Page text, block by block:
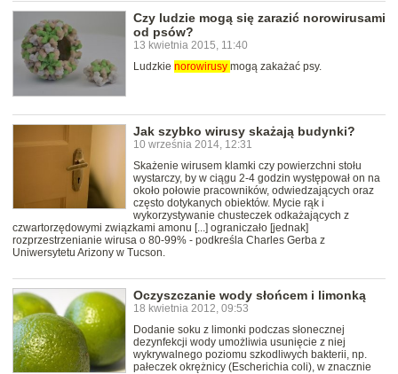
Czy ludzie mogą się zarazić norowirusami
od psów?
13 kwietnia 2015, 11:40
Ludzkie norowirusy mogą zakażać psy.
Jak szybko wirusy skażają budynki?
10 września 2014, 12:31
Skażenie wirusem klamki czy powierzchni stołu
wystarczy, by w ciągu 2-4 godzin występował on na
około połowie pracowników, odwiedzających oraz
często dotykanych obiektów. Mycie rąk i
wykorzystywanie chusteczek odkażających z
czwartorzędowymi związkami amonu [...] ograniczało [jednak]
rozprzestrzenianie wirusa o 80-99% - podkreśla Charles Gerba z
Uniwersytetu Arizony w Tucson.
Oczyszczanie wody słońcem i limonką
18 kwietnia 2012, 09:53
Dodanie soku z limonki podczas słonecznej
dezynfekcji wody umożliwia usunięcie z niej
wykrywalnego poziomu szkodliwych bakterii, np.
pałeczek okrężnicy (Escherichia coli), w znacznie